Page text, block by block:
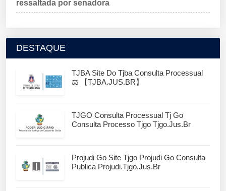
ressaltada por senadora
DESTAQUE
TJBA Site Do Tjba Consulta Processual
⚖️ 【TJBA.JUS.BR】
TJGO Consulta Processual Tj Go
Consulta Processo Tjgo Tjgo.jus.br
Projudi Go Site Tjgo Projudi Go Consulta
Publica Projudi.tjgo.jus.br